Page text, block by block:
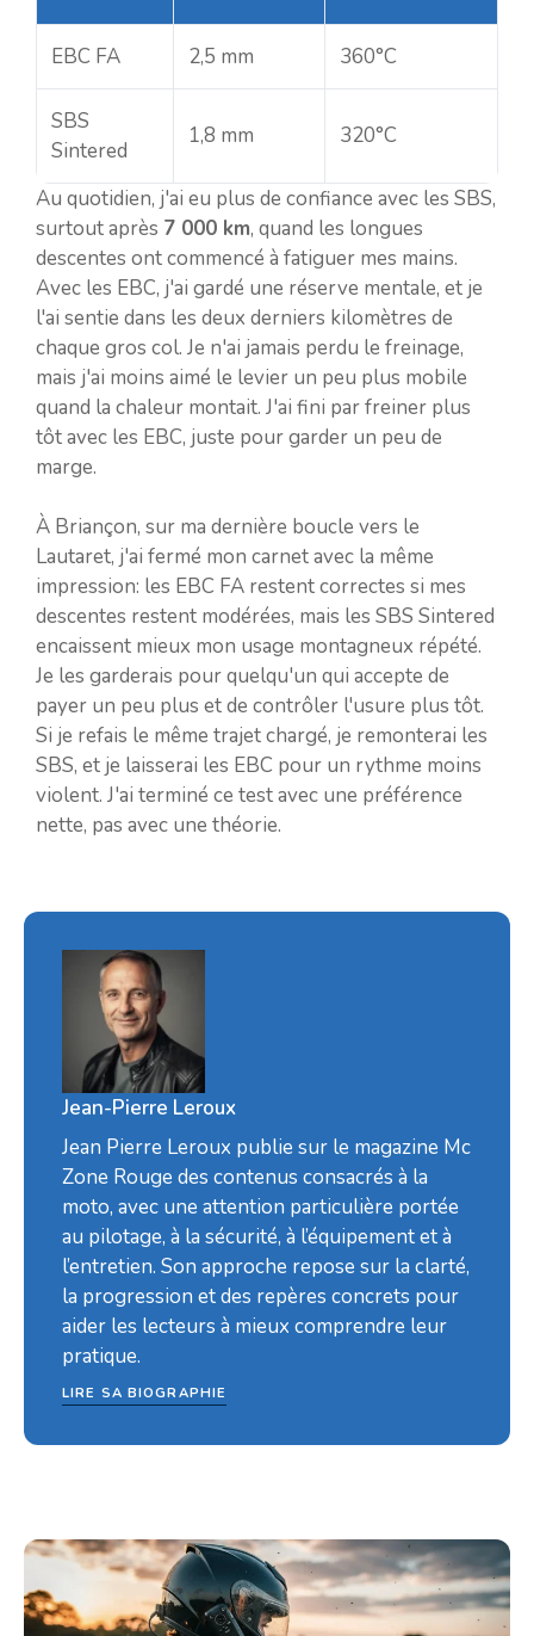
EBC FA 2,5 mm 360°C
SBS
Sintered
1,8 mm 320°C
Au quotidien, j'ai eu plus de confiance avec les SBS,
surtout après 7 000 km, quand les longues
descentes ont commencé à fatiguer mes mains.
Avec les EBC, j'ai gardé une réserve mentale, et je
l'ai sentie dans les deux derniers kilomètres de
chaque gros col. Je n'ai jamais perdu le freinage,
mais j'ai moins aimé le levier un peu plus mobile
quand la chaleur montait. J'ai fini par freiner plus
tôt avec les EBC, juste pour garder un peu de
marge.
À Briançon, sur ma dernière boucle vers le
Lautaret, j'ai fermé mon carnet avec la même
impression: les EBC FA restent correctes si mes
descentes restent modérées, mais les SBS Sintered
encaissent mieux mon usage montagneux répété.
Je les garderais pour quelqu'un qui accepte de
payer un peu plus et de contrôler l'usure plus tôt.
Si je refais le même trajet chargé, je remonterai les
SBS, et je laisserai les EBC pour un rythme moins
violent. J'ai terminé ce test avec une préférence
nette, pas avec une théorie.
Jean-Pierre Leroux
Jean Pierre Leroux publie sur le magazine Mc
Zone Rouge des contenus consacrés à la
moto, avec une attention particulière portée
au pilotage, à la sécurité, à l’équipement et à
l’entretien. Son approche repose sur la clarté,
la progression et des repères concrets pour
aider les lecteurs à mieux comprendre leur
pratique.
LIRE SA BIOGRAPHIE